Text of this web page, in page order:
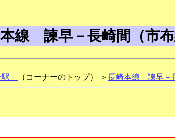
線 諫早－長崎間（市
」 （コーナーのトップ） ＞ 長崎本線 諫早－